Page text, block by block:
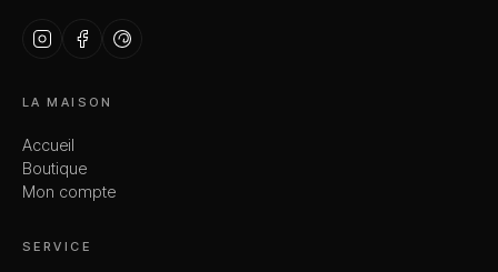
LA MAISON
Accueil
Boutique
Mon compte
SERVICE